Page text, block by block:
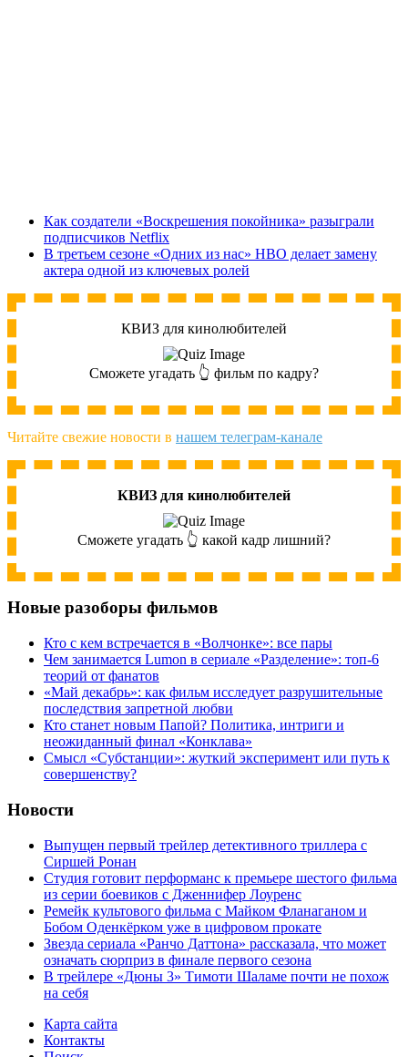
Как создатели «Воскрешения покойника» разыграли
подписчиков Netflix
В третьем сезоне «Одних из нас» HBO делает замену
актера одной из ключевых ролей
КВИЗ для кинолюбителей
Сможете угадать 👆 фильм по кадру?
Читайте свежие новости в нашем телеграм-канале
КВИЗ для кинолюбителей
Сможете угадать 👆 какой кадр лишний?
Новые разоборы фильмов
Кто с кем встречается в «Волчонке»: все пары
Чем занимается Lumon в сериале «Разделение»: топ-6
теорий от фанатов
«Май декабрь»: как фильм исследует разрушительные
последствия запретной любви
Кто станет новым Папой? Политика, интриги и
неожиданный финал «Конклава»
Cмысл «Субстанции»: жуткий эксперимент или путь к
совершенству?
Новости
Выпущен первый трейлер детективного триллера с
Сиршей Ронан
Студия готовит перформанс к премьере шестого фильма
из серии боевиков с Дженнифер Лоуренс
Ремейк культового фильма с Майком Фланаганом и
Бобом Оденкёрком уже в цифровом прокате
Звезда сериала «Ранчо Даттона» рассказала, что может
означать сюрприз в финале первого сезона
В трейлере «Дюны 3» Тимоти Шаламе почти не похож
на себя
Карта сайта
Контакты